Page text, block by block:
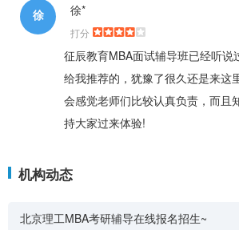
徐 徐*
打分
征辰教育MBA面试辅导班已经听说
给我推荐的，犹豫了很久还是来这
会感觉老师们比较认真负责，而且
持大家过来体验!
机构动态
北京理工MBA考研辅导在线报名招生~